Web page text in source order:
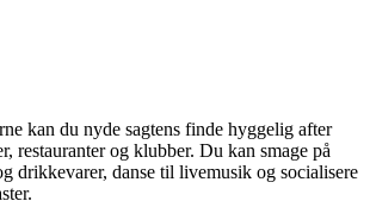
kan du nyde sagtens finde hyggelig after
restauranter og klubber. Du kan smage på
drikkevarer, danse til livemusik og socialisere